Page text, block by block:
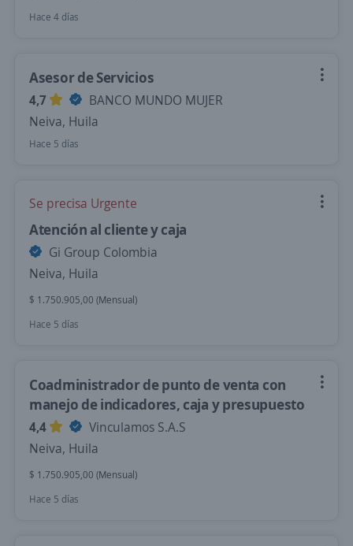
Hace 4 días
Asesor de Servicios
4,7
BANCO MUNDO MUJER
Neiva, Huila
Hace 5 días
Se precisa Urgente
Atención al cliente y caja
Gi Group Colombia
Neiva, Huila
$ 1.750.905,00 (Mensual)
Hace 5 días
Coadministrador de punto de venta con
manejo de indicadores, caja y presupuesto
4,4
Vinculamos S.A.S
Neiva, Huila
$ 1.750.905,00 (Mensual)
Hace 5 días